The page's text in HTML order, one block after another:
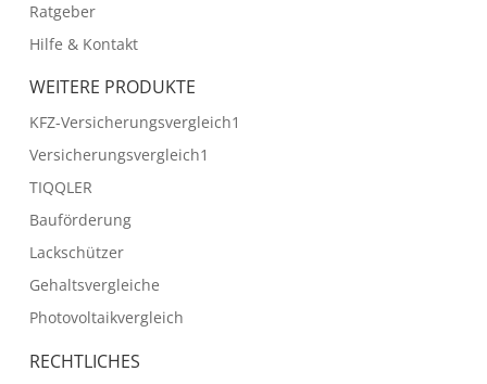
Ratgeber
Hilfe & Kontakt
WEITERE PRODUKTE
KFZ-Versicherungsvergleich1
Versicherungsvergleich1
TIQQLER
Bauförderung
Lackschützer
Gehaltsvergleiche
Photovoltaikvergleich
RECHTLICHES